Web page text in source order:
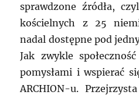
sprawdzone źródła,
kościelnych z 25
nadal dostępne pod
Jak zwykle
pomysłami i wspierać
ARCHION-u.